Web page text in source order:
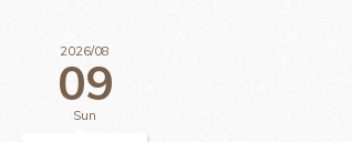
2026/08
09
Sun